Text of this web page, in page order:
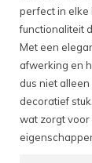
perfect in elke
functionaliteit
Met een
afwerking en
dus niet
decoratief
wat zorgt